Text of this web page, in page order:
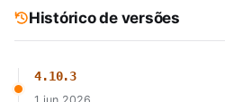
Histórico de versões
4.10.3